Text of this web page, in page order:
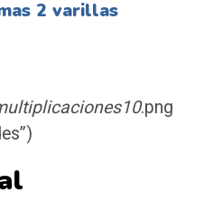
2 varillas
.png